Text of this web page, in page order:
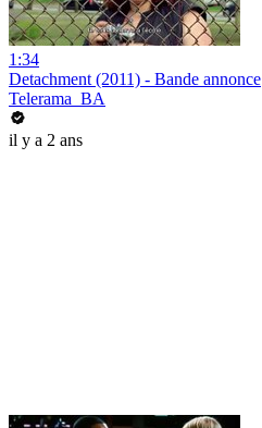
1:34
Detachment (2011) - Bande annonce
Telerama_BA
il y a 2 ans